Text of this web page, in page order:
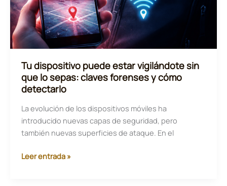
en
España
Tu dispositivo puede estar vigilándote sin
que lo sepas: claves forenses y cómo
detectarlo
La evolución de los dispositivos móviles ha
introducido nuevas capas de seguridad, pero
también nuevas superficies de ataque. En el
Tu
Leer entrada »